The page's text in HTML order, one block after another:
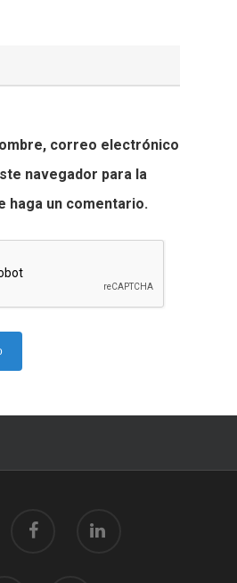
correo electrónico
navegador para la
haga un comentario.